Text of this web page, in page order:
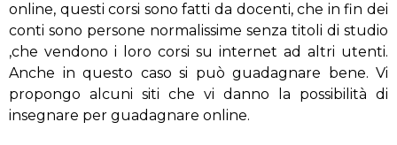
online, questi corsi sono fatti da docenti, che in fin dei
conti sono persone normalissime senza titoli di studio
,che vendono i loro corsi su internet ad altri utenti.
Anche in questo caso si può guadagnare bene. Vi
propongo alcuni siti che vi danno la possibilità di
insegnare per guadagnare online.